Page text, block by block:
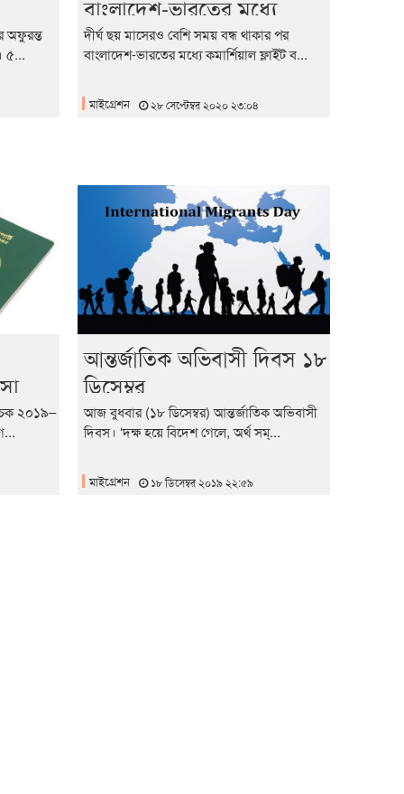
অফুরন্ত
৫...
বাংলাদেশ-ভারতের মধ্যে
শিগগিরই ফ্লাইট
দীর্ঘ ছয় মাসেরও বেশি সময় বন্ধ থাকার পর
বাংলাদেশ-ভারতের মধ্যে কমার্শিয়াল ফ্লাইট ব...
মাইগ্রেশন ২৮ সেপ্টেম্বর ২০২০ ২৩:০৪
২০১৯–
আন্তর্জাতিক অভিবাসী দিবস ১৮
ডিসেম্বর
আজ বুধবার (১৮ ডিসেম্বর) আন্তর্জাতিক অভিবাসী
দিবস। ‘দক্ষ হয়ে বিদেশ গেলে, অর্থ সম্...
মাইগ্রেশন ১৮ ডিসেম্বর ২০১৯ ২২:৫৯